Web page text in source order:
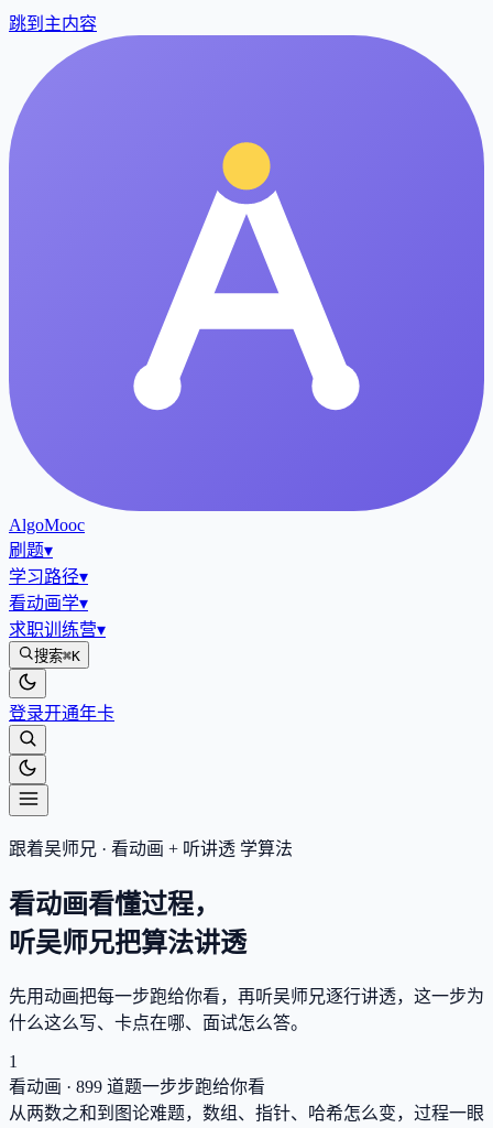
跳到主内容
AlgoMooc
刷题▾
学习路径▾
看动画学▾
求职训练营▾
搜索⌘K
登录开通年卡
跟着吴师兄 · 看动画 + 听讲透 学算法
看动画看懂过程，
听吴师兄把算法讲透
先用动画把每一步跑给你看，再听吴师兄逐行讲透，这一步为
什么这么写、卡点在哪、面试怎么答。
1
看动画 · 899 道题一步步跑给你看
从两数之和到图论难题，数组、指针、哈希怎么变，过程一眼